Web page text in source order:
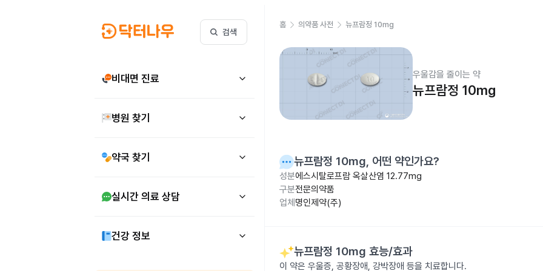
검색
비대면 진료
병원 찾기
약국 찾기
실시간 의료 상담
건강 정보
홈 의약품 사전 뉴프람정 10mg
우울감을 줄이는 약
뉴프람정 10mg
뉴프람정 10mg, 어떤 약인가요?
성분에스시탈로프람 옥살산염 12.77mg
구분전문의약품
업체 명인제약(주)
뉴프람정 10mg 효능/효과
이 약은 우울증, 공황장애, 강박장애 등을 치료합니다.